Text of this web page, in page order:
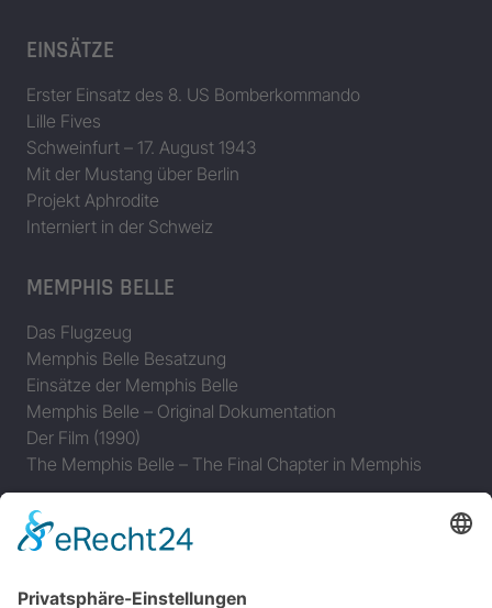
EINSÄTZE
Erster Einsatz des 8. US Bomberkommando
Lille Fives
Schweinfurt – 17. August 1943
Mit der Mustang über Berlin
Projekt Aphrodite
Interniert in der Schweiz
MEMPHIS BELLE
Das Flugzeug
Memphis Belle Besatzung
Einsätze der Memphis Belle
Memphis Belle – Original Dokumentation
Der Film (1990)
The Memphis Belle – The Final Chapter in Memphis
JAGDFLUGZEUGE
Tuskeegee Airmen